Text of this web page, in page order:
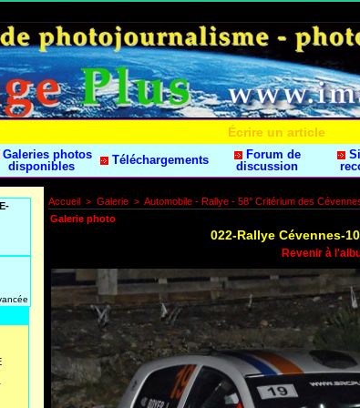
Écrire un article
photos
disponibles
Téléchargements
Forum de
discussion
Accueil > Galerie > Automobile - Rallye - 58° Critérium des
Galerie photo
022-Rallye Cévennes-
Revenir à